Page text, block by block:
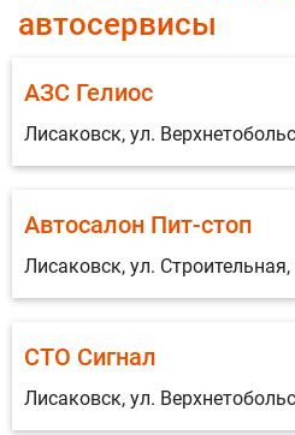
автосервисы
АЗС Гелиос
Лисаковск, ул.
Автосалон Пит-стоп
Лисаковск, ул. Строительная,
СТО Сигнал
Лисаковск, ул.